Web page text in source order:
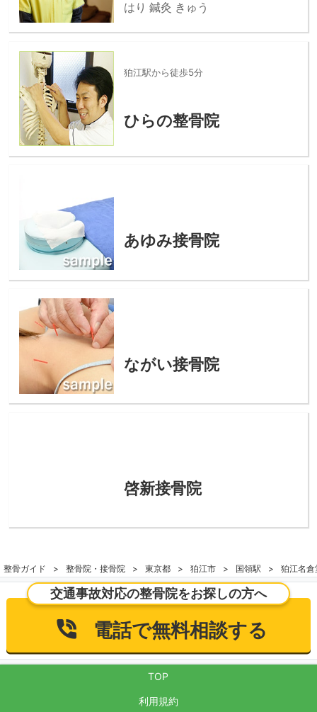
はり 鍼灸 きゅう
狛江駅から徒歩5分
ひらの整骨院
あゆみ接骨院
ながい接骨院
啓新接骨院
整骨ガイド 整骨院・接骨院 東京都 狛江市 国領駅 狛江名
交通事故対応の整骨院をお探しの方へ
電話で無料相談する
TOP
利用規約